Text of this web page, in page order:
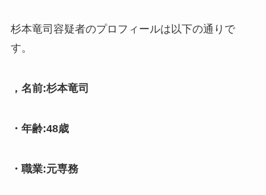
杉本竜司容疑者のプロフィールは以下の通りで
す。
，名前:杉本竜司
・年齢:48歳
・職業:元専務